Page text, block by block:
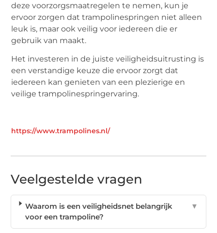
deze voorzorgsmaatregelen te nemen, kun je
ervoor zorgen dat trampolinespringen niet alleen
leuk is, maar ook veilig voor iedereen die er
gebruik van maakt.
Het investeren in de juiste veiligheidsuitrusting is
een verstandige keuze die ervoor zorgt dat
iedereen kan genieten van een plezierige en
veilige trampolinespringervaring.
https://www.trampolines.nl/
Veelgestelde vragen
Waarom is een veiligheidsnet belangrijk
voor een trampoline?
▼